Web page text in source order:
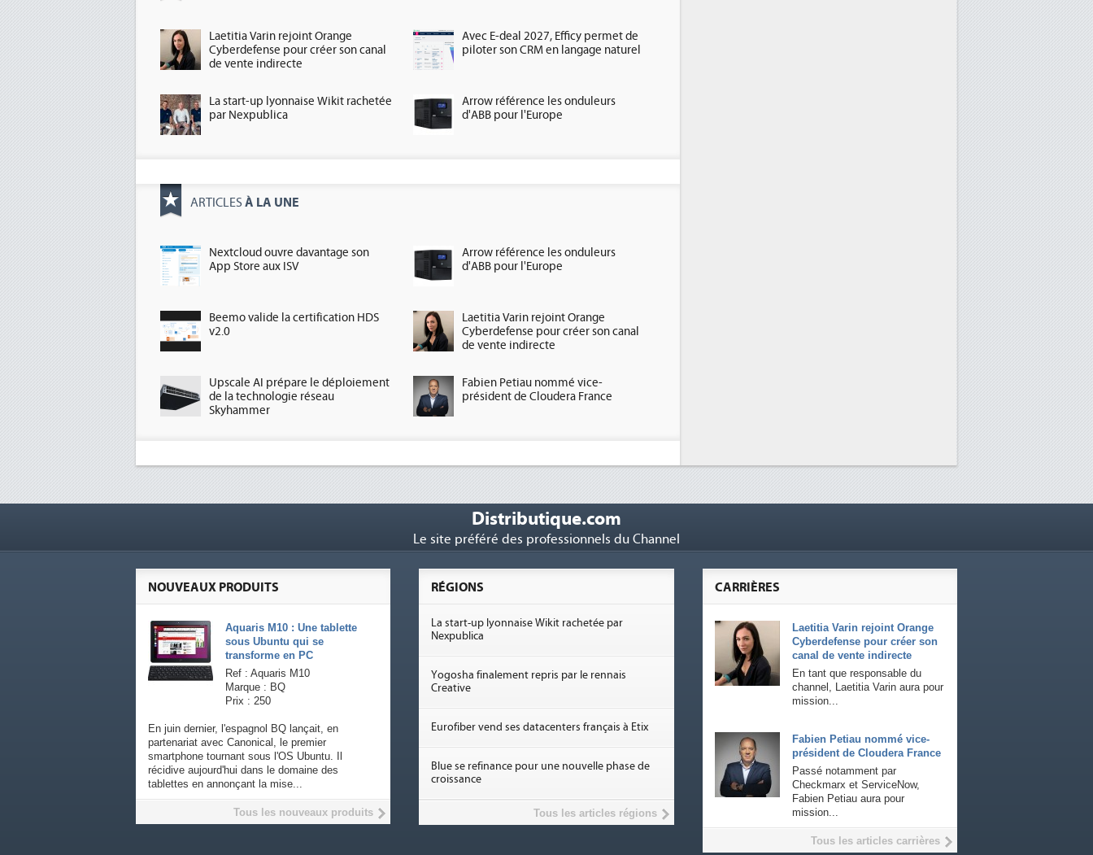
Laetitia Varin rejoint Orange
Cyberdefense pour créer son canal
de vente indirecte
Avec E-deal 2027, Efficy permet de
piloter son CRM en langage naturel
La start-up lyonnaise Wikit rachetée
par Nexpublica
Arrow référence les onduleurs
d'ABB pour l'Europe
ARTICLES À LA UNE
Nextcloud ouvre davantage son
App Store aux ISV
Arrow référence les onduleurs
d'ABB pour l'Europe
Beemo valide la certification HDS
v2.0
Laetitia Varin rejoint Orange
Cyberdefense pour créer son canal
de vente indirecte
Upscale AI prépare le déploiement
de la technologie réseau
Skyhammer
Fabien Petiau nommé vice-
président de Cloudera France
Distributique.com
Le site préféré des professionnels du Channel
CARRIÈRES
Laetitia Varin rejoint Orange
Cyberdefense pour créer son
canal de vente indirecte
En tant que responsable du
channel, Laetitia Varin aura pour
mission...
Fabien Petiau nommé vice-
président de Cloudera France
Passé notamment par
Checkmarx et ServiceNow,
Fabien Petiau aura pour
mission...
Tous les articles carrières
NOUVEAUX PRODUITS
Aquaris M10 : Une tablette
sous Ubuntu qui se
transforme en PC
Ref : Aquaris M10
Marque : BQ
Prix : 250
En juin dernier, l'espagnol BQ lançait, en
partenariat avec Canonical, le premier
smartphone tournant sous l'OS Ubuntu. Il
récidive aujourd'hui dans le domaine des
tablettes en annonçant la mise...
Tous les nouveaux produits
RÉGIONS
La start-up lyonnaise Wikit rachetée par
Nexpublica
Yogosha finalement repris par le rennais
Creative
Eurofiber vend ses datacenters français à Etix
Blue se refinance pour une nouvelle phase de
croissance
Tous les articles régions